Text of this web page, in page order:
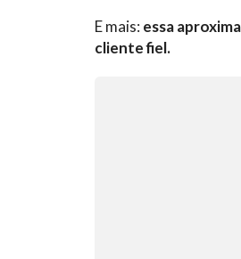
E mais: essa
cliente fiel.